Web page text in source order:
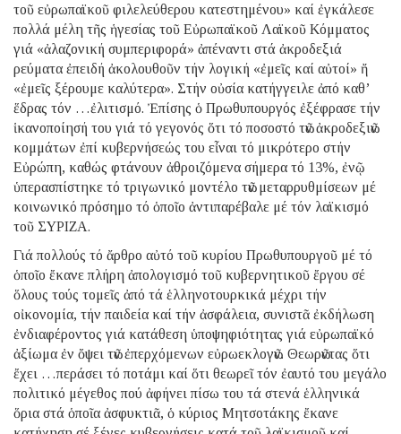
τοῦ εὐρωπαϊκοῦ φιλελεύθερου κατεστημένου» καί ἐγκάλεσε
πολλά μέλη τῆς ἡγεσίας τοῦ Εὐρωπαϊκοῦ Λαϊκοῦ Κόμματος
γιά «ἀλαζονική συμπεριφορά» ἀπέναντι στά ἀκροδεξιά
ρεύματα ἐπειδή ἀκολουθοῦν τήν λογική «ἐμεῖς καί αὐτοί» ἤ
«ἐμεῖς ξέρουμε καλύτερα». Στήν οὐσία κατήγγειλε ἀπό καθ’
ἕδρας τόν …ἐλιτισμό. Ἐπίσης ὁ Πρωθυπουργός ἐξέφρασε τήν
ἱκανοποίησή του γιά τό γεγονός ὅτι τό ποσοστό τῶν ἀκροδεξιῶν
κομμάτων ἐπί κυβερνήσεώς του εἶναι τό μικρότερο στήν
Εὐρώπη, καθώς φτάνουν ἀθροιζόμενα σήμερα τό 13%, ἐνῷ
ὑπερασπίστηκε τό τριγωνικό μοντέλο τῶν μεταρρυθμίσεων μέ
κοινωνικό πρόσημο τό ὁποῖο ἀντιπαρέβαλε μέ τόν λαϊκισμό
τοῦ ΣΥΡΙΖΑ.
Γιά πολλούς τό ἄρθρο αὐτό τοῦ κυρίου Πρωθυπουργοῦ μέ τό
ὁποῖο ἔκανε πλήρη ἀπολογισμό τοῦ κυβερνητικοῦ ἔργου σέ
ὅλους τούς τομεῖς ἀπό τά ἑλληνοτουρκικά μέχρι τήν
οἰκονομία, τήν παιδεία καί τήν ἀσφάλεια, συνιστᾶ ἐκδήλωση
ἐνδιαφέροντος γιά κατάθεση ὑποψηφιότητας γιά εὐρωπαϊκό
ἀξίωμα ἐν ὄψει τῶν ἐπερχόμενων εὐρωεκλογῶν. Θεωρῶντας ὅτι
ἔχει …περάσει τό ποτάμι καί ὅτι θεωρεῖ τόν ἐαυτό του μεγάλο
πολιτικό μέγεθος πού ἀφήνει πίσω του τά στενά ἑλληνικά
ὅρια στά ὁποῖα ἀσφυκτιᾶ, ὁ κύριος Μητσοτάκης ἔκανε